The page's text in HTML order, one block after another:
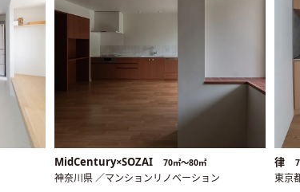
MidCentury×SOZAI 70㎡〜80㎡
神奈川県 ／マンションリノベーション
律
東京